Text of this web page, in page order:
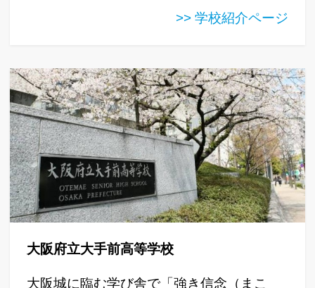
>> 学校紹介ページ
大阪府立大手前高等学校
大阪城に臨む学び舎で「強き信念（まこ